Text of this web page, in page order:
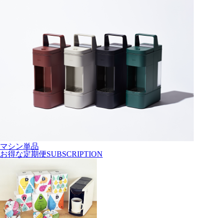
マシン単品
お得な定期便SUBSCRIPTION